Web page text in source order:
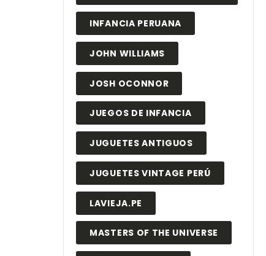
INFANCIA PERUANA
JOHN WILLIAMS
JOSH OCONNOR
JUEGOS DE INFANCIA
JUGUETES ANTIGUOS
JUGUETES VINTAGE PERÚ
LAVIEJA.PE
MASTERS OF THE UNIVERSE